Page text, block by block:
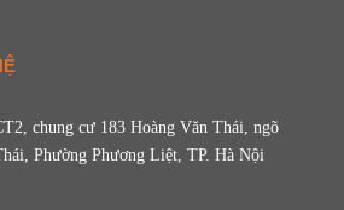
chung cư 183 Hoàng Văn Thái, ngõ
Phường Phương Liệt, TP. Hà Nội